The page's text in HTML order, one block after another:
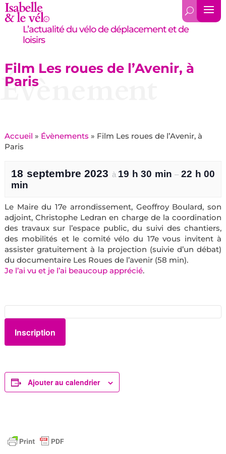
L’actualité du vélo de déplacement et de
loisirs
Film Les roues de l’Avenir, à
Paris
Évènement
Accueil » Évènements » Film Les roues de l’Avenir, à
Paris
18 septembre 2023 à 19 h 30 min– 22 h 00
min
Le Maire du 17e arrondissement, Geoffroy Boulard, son
adjoint, Christophe Ledran en charge de la coordination
des travaux sur l’espace public, du suivi des chantiers,
des mobilités et le comité vélo du 17e vous invitent à
assister gratuitement à la projection (suivie d’un débat)
du documentaire Les Roues de l’avenir (58 min).
Je l’ai vu et je l’ai beaucoup apprécié.
Inscription
Ajouter au calendrier